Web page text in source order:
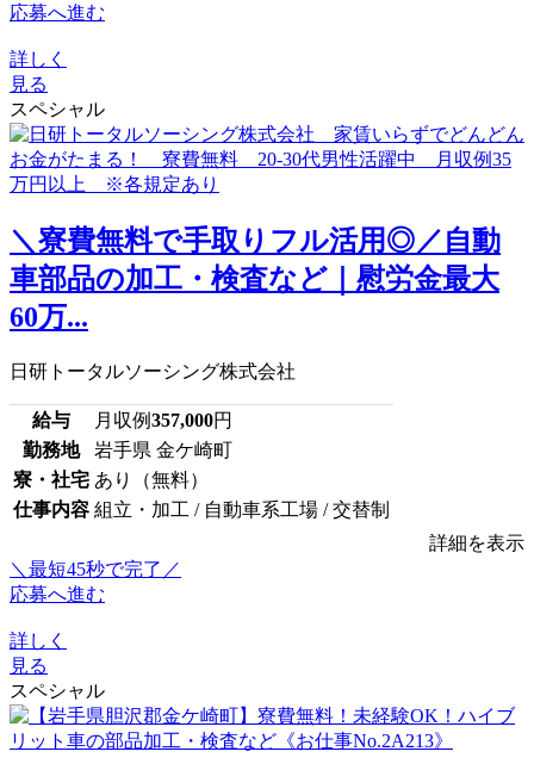
応募へ進む
詳しく
見る
スペシャル
＼寮費無料で手取りフル活用◎／自動
車部品の加工・検査など｜慰労金最大
60万...
日研トータルソーシング株式会社
給与 月収例357,000円
勤務地
岩手県 金ケ崎町
寮・社宅 あり（無料）
仕事内容 組立・加工 / 自動車系工場 / 交替制
詳細を表示
＼最短45秒で完了／
応募へ進む
詳しく
見る
スペシャル